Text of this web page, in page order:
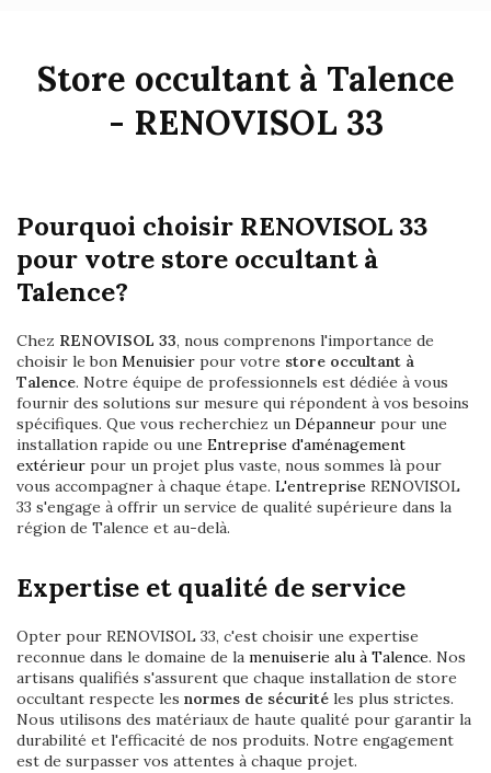
Store occultant à Talence
- RENOVISOL 33
Pourquoi choisir RENOVISOL 33
pour votre store occultant à
Talence?
Chez RENOVISOL 33, nous comprenons l'importance de
choisir le bon Menuisier pour votre store occultant à
Talence. Notre équipe de professionnels est dédiée à vous
fournir des solutions sur mesure qui répondent à vos besoins
spécifiques. Que vous recherchiez un Dépanneur pour une
installation rapide ou une Entreprise d'aménagement
extérieur pour un projet plus vaste, nous sommes là pour
vous accompagner à chaque étape. L'entreprise RENOVISOL
33 s'engage à offrir un service de qualité supérieure dans la
région de Talence et au-delà.
Expertise et qualité de service
Opter pour RENOVISOL 33, c'est choisir une expertise
reconnue dans le domaine de la menuiserie alu à Talence. Nos
artisans qualifiés s'assurent que chaque installation de store
occultant respecte les normes de sécurité les plus strictes.
Nous utilisons des matériaux de haute qualité pour garantir la
durabilité et l'efficacité de nos produits. Notre engagement
est de surpasser vos attentes à chaque projet.